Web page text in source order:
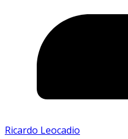
Ricardo Leocadio